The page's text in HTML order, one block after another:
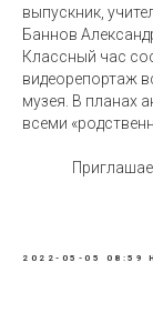
выпускник,
Баннов
Классный час
видеорепортаж
музея. В планах
всеми
2022-05-05 08:59